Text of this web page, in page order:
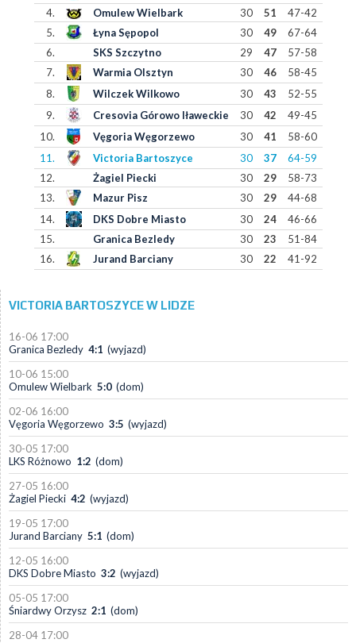
4.
Omulew Wielbark 30 51
47-42
5.
Łyna Sępopol 30 49
67-64
6.
SKS Szczytno 29 47
57-58
7.
Warmia Olsztyn 30 46
58-45
8.
Wilczek Wilkowo 30 43
52-55
9.
Cresovia Górowo Iławeckie 30 42
49-45
10.
Vęgoria Węgorzewo 30 41
58-60
11.
Victoria Bartoszyce 30 37
64-59
12.
Żagiel Piecki 30 29
58-73
13.
Mazur Pisz 30 29
44-68
14.
DKS Dobre Miasto 30 24
46-66
15.
Granica Bezledy 30 23
51-84
16.
Jurand Barciany 30 22 41-92
VICTORIA BARTOSZYCE W LIDZE
16-06 17:00
Granica Bezledy 4:1 (wyjazd)
10-06 15:00
Omulew Wielbark 5:0 (dom)
02-06 16:00
Vęgoria Węgorzewo 3:5 (wyjazd)
30-05 17:00
LKS Różnowo 1:2 (dom)
27-05 16:00
Żagiel Piecki 4:2 (wyjazd)
19-05 17:00
Jurand Barciany 5:1 (dom)
12-05 16:00
DKS Dobre Miasto 3:2 (wyjazd)
05-05 17:00
Śniardwy Orzysz 2:1 (dom)
28-04 17:00